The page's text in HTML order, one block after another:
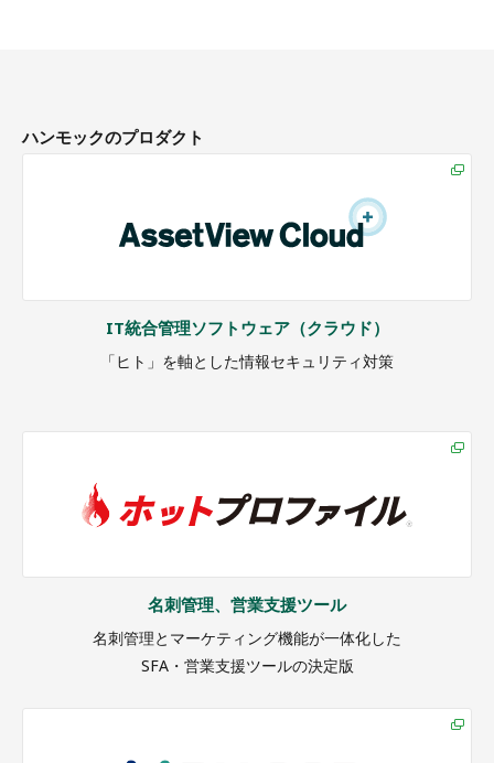
ハンモックのプロダクト
IT統合管理ソフトウェア（クラウド）
「ヒト」を軸とした情報セキュリティ対策
名刺管理、営業支援ツール
名刺管理とマーケティング機能が一体化した
SFA・営業支援ツールの決定版